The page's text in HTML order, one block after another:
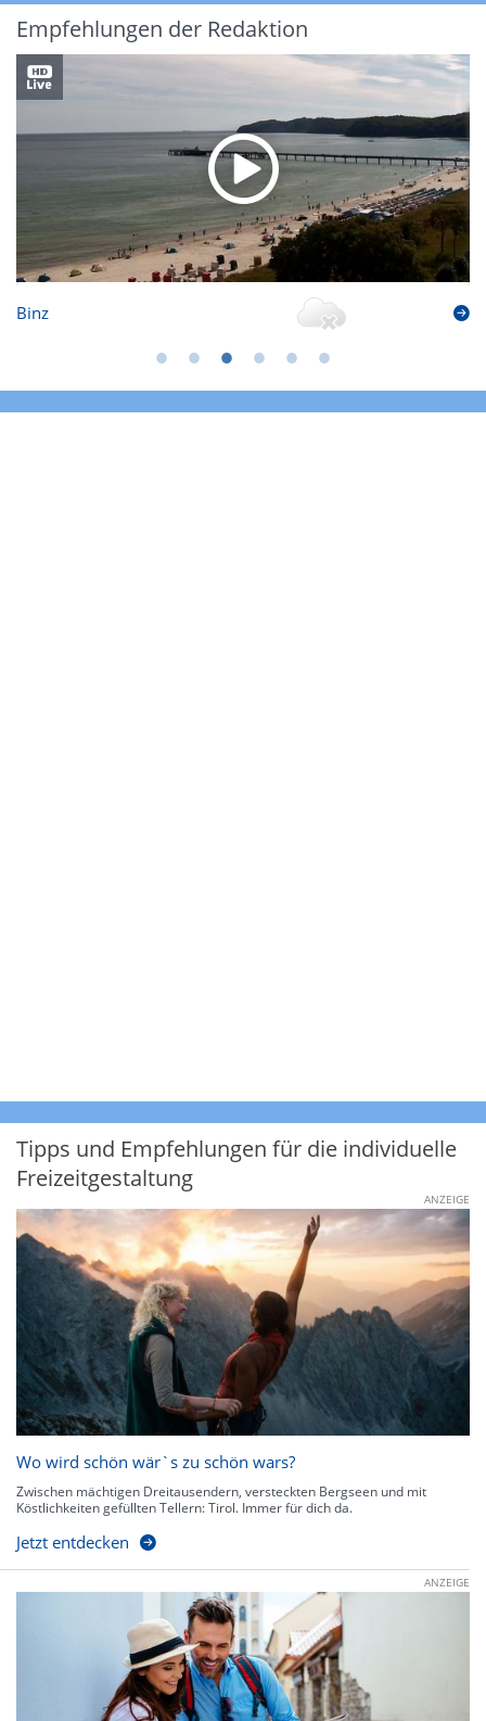
Empfehlungen der Redaktion
Binz
Tipps und Empfehlungen für die individuelle
Freizeitgestaltung
ANZEIGE
Wo wird schön wär`s zu schön wars?
Zwischen mächtigen Dreitausendern, versteckten Bergseen und mit
Köstlichkeiten gefüllten Tellern: Tirol. Immer für dich da.
Jetzt entdecken
ANZEIGE